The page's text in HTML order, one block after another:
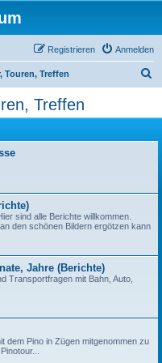
Anmelden
Registrieren
Touren, Treffen
Treffen
sind alle Berichte willkommen.
den schönen Bildern ergötzen kann
Jahre (Berichte)
Transportfragen mit Bahn, Auto,
dem Pino in Zügen mitgenommen zu